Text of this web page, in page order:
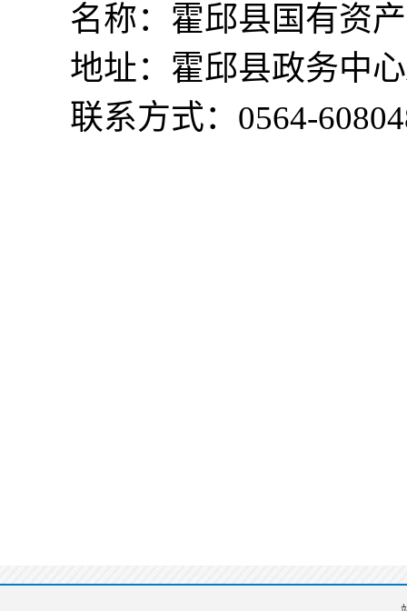
名称： 霍邱县国有资
地址：霍邱县政务中心
联系方式： 0564-